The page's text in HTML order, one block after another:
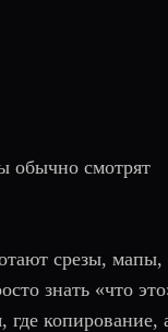
обычно смотрят
срезы, мапы,
знать «что
где копирование,